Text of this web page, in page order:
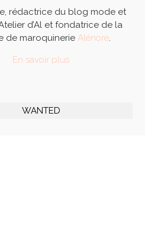
rédactrice du blog mode et
d’Al et fondatrice de la
de maroquinerieAlénore.
En savoir plus
WANTED